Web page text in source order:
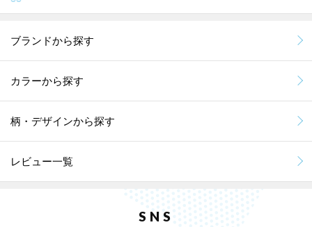
ブランドから探す
カラーから探す
柄・デザインから探す
レビュー一覧
SNS